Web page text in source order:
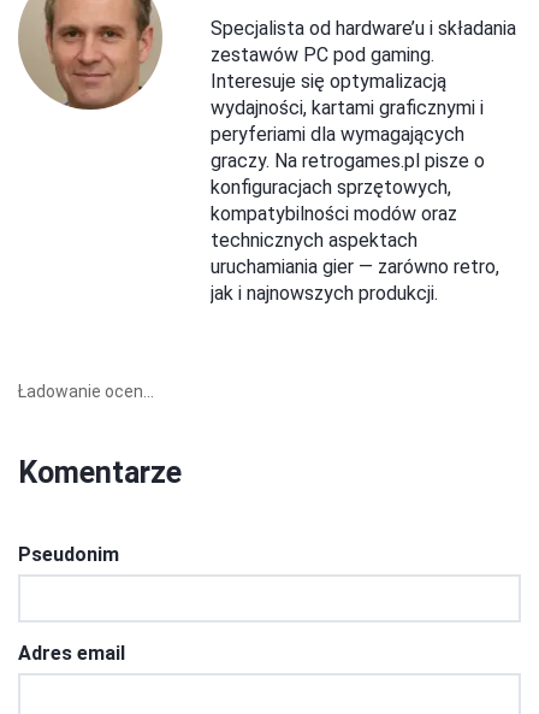
Specjalista od hardware’u i składania
zestawów PC pod gaming.
Interesuje się optymalizacją
wydajności, kartami graficznymi i
peryferiami dla wymagających
graczy. Na retrogames.pl pisze o
konfiguracjach sprzętowych,
kompatybilności modów oraz
technicznych aspektach
uruchamiania gier — zarówno retro,
jak i najnowszych produkcji.
Ładowanie ocen...
Komentarze
Pseudonim
Adres email